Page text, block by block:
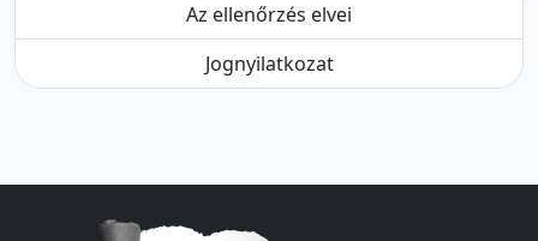
Az ellenőrzés elvei
Jognyilatkozat